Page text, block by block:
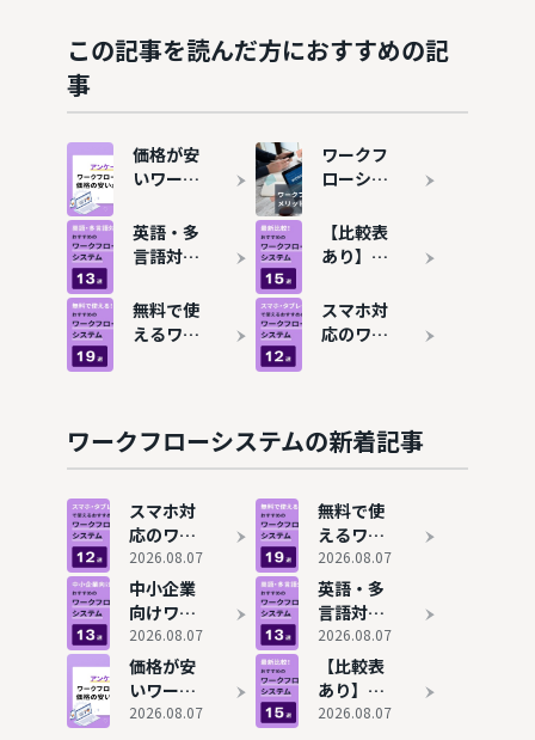
この記事を読んだ方におすすめの記
事
価格が安
いワーク
ステムお
すすめ13
較！費用
相場も解
説
ワークフ
ローシス
は？メリ
ット・デ
ト、導入
事例を解
説
英語・多
言語対応
フローシ
ステムお
企業にも
対応
【比較表
あり】ワ
ーシステ
ムおすす
無料で使
えるワー
19選！コ
ストをか
けずに稟
議を効率
化
スマホ対
応のワー
11選！タ
ブレット
でも承認
を効率化
ワークフローシステムの新着記事
スマホ対
応のワー
クフロー
システム
おすすめ
11選！タ
ブレット
でも承認
を効率化
2026.08.07
無料で使
えるワー
クフロー
システム
おすすめ
19選！コ
ストをか
けずに稟
議を効率
化
2026.08.07
中小企業
向けワー
クフロー
システム
おすすめ
13選を比
2026.08.07
英語・多
言語対応
のワーク
フローシ
ステムお
すすめ13
2026.08.07
価格が安
いワーク
フローシ
2026.08.07
【比較表
あり】ワ
ークフロ
2026.08.07